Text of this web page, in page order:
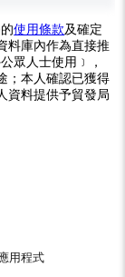
使用條款及確定
料庫內作為直接推
眾人士使用﹞，
；本人確認已獲得
資料提供予貿發局
用程式